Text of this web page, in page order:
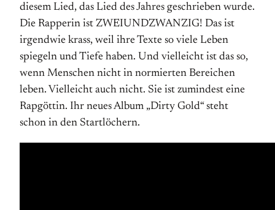
diesem Lied, das Lied des Jahres geschrieben wurde.
Die Rapperin ist ZWEIUNDZWANZIG! Das ist
irgendwie krass, weil ihre Texte so viele Leben
spiegeln und Tiefe haben. Und vielleicht ist das so,
wenn Menschen nicht in normierten Bereichen
leben. Vielleicht auch nicht. Sie ist zumindest eine
Rapgöttin. Ihr neues Album „Dirty Gold“ steht
schon in den Startlöchern.